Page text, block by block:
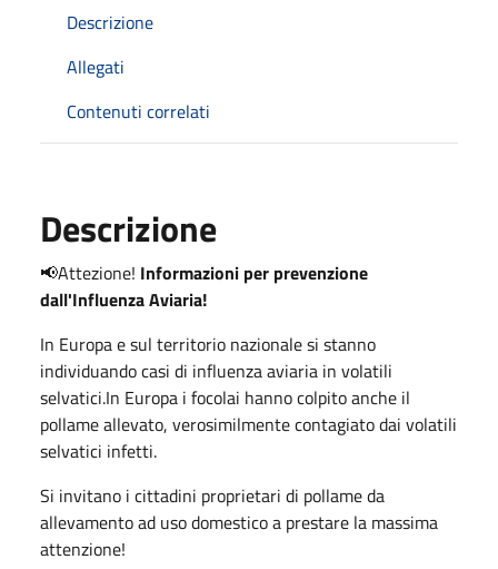
Descrizione
Allegati
Contenuti correlati
Descrizione
📢Attezione! Informazioni per prevenzione
dall'Influenza Aviaria!
In Europa e sul territorio nazionale si stanno
individuando casi di influenza aviaria in volatili
selvatici.In Europa i focolai hanno colpito anche il
pollame allevato, verosimilmente contagiato dai volatili
selvatici infetti.
Si invitano i cittadini proprietari di pollame da
allevamento ad uso domestico a prestare la massima
attenzione!